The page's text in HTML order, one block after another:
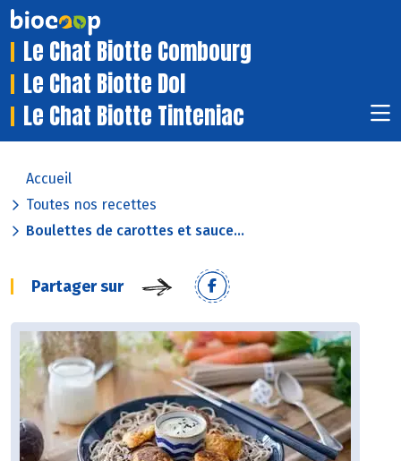
Le Chat Biotte Combourg
Le Chat Biotte Dol
Le Chat Biotte Tinteniac
Accueil
Toutes nos recettes
Boulettes de carottes et sauce...
Partager sur